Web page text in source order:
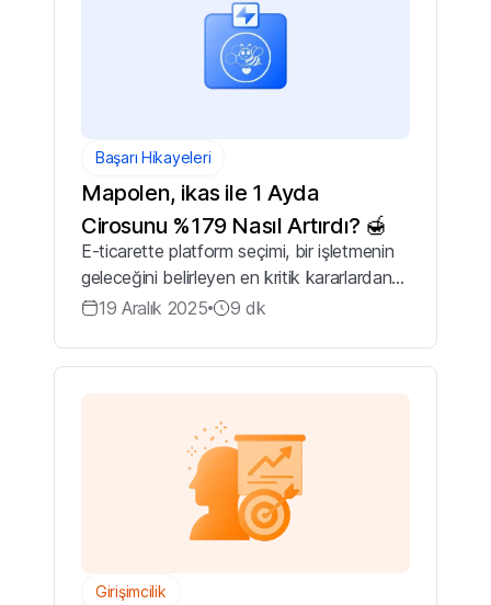
Başarı Hikayeleri
Mapolen, ikas ile 1 Ayda
Cirosunu %179 Nasıl Artırdı? 🍯
E-ticarette platform seçimi, bir işletmenin
geleceğini belirleyen en kritik kararlardan
biridir. Yanlış platform seçimi durağan
19 Aralık 2025 9 dk
Girişimcilik